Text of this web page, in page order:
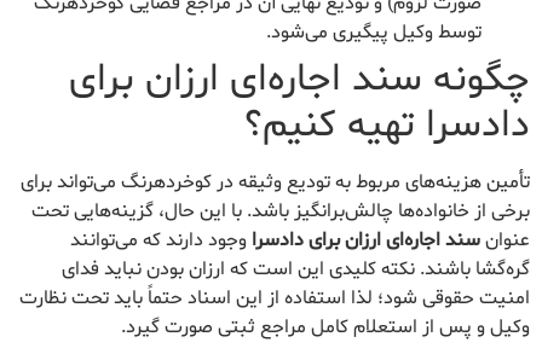
توسط وکیل پیگیری می‌شود.
چگونه سند اجاره‌ای ارزان برای
دادسرا تهیه کنیم؟
تأمین هزینه‌های مربوط به تودیع وثیقه در کوخردهرنگ می‌تواند برای
برخی از خانواده‌ها چالش‌برانگیز باشد. با این حال، گزینه‌هایی تحت
عنوانسند اجاره‌ای ارزان برای دادسرا وجود دارند که می‌توانند
گره‌گشا باشند. نکته کلیدی این است که ارزان بودن نباید فدای
امنیت حقوقی شود؛ لذا استفاده از این اسناد حتماً باید تحت نظارت
وکیل و پس از استعلام کامل مراجع ثبتی صورت گیرد.